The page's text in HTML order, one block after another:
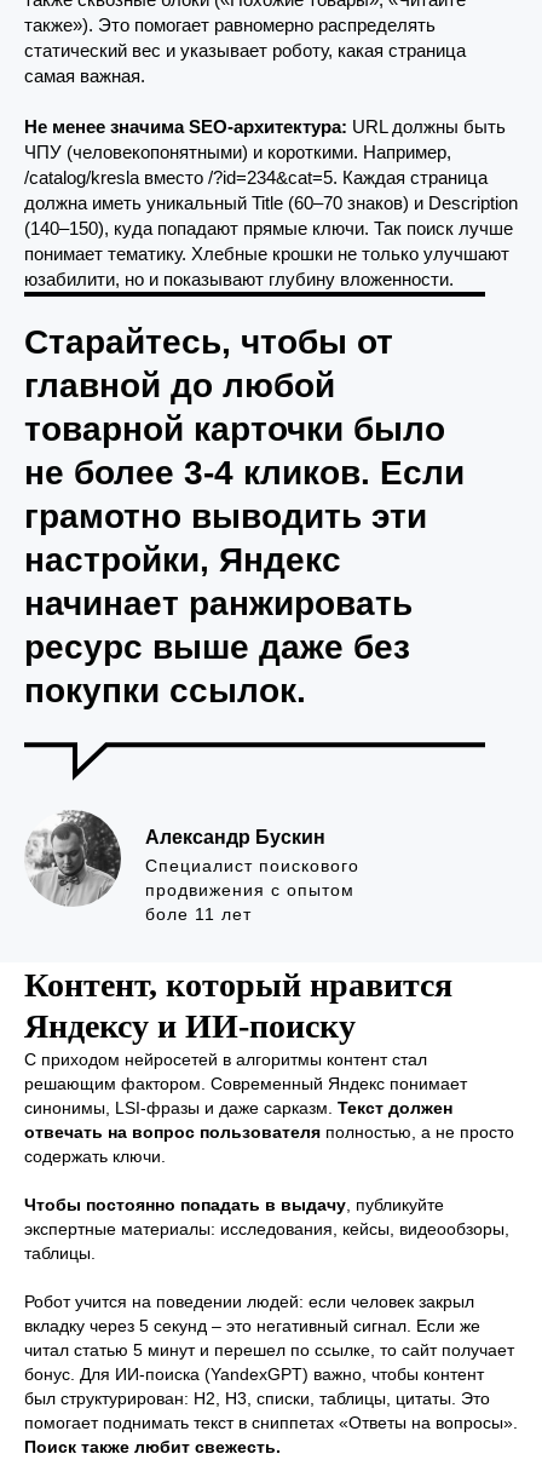
также»). Это помогает равномерно распределять
статический вес и указывает роботу, какая страница
самая важная.
Не менее значима SEO-архитектура: URL должны быть
ЧПУ (человекопонятными) и короткими. Например,
/catalog/kresla вместо /?id=234&cat=5. Каждая страница
должна иметь уникальный Title (60–70 знаков) и Description
(140–150), куда попадают прямые ключи. Так поиск лучше
понимает тематику. Хлебные крошки не только улучшают
юзабилити, но и показывают глубину вложенности.
Старайтесь, чтобы от
главной до любой
товарной карточки было
не более 3-4 кликов. Если
грамотно выводить эти
настройки, Яндекс
начинает ранжировать
ресурс выше даже без
покупки ссылок.
Александр Бускин
Специалист поискового
продвижения с опытом
боле 11 лет
Контент, который нравится
Яндексу и ИИ‑поиску
С приходом нейросетей в алгоритмы контент стал
решающим фактором. Современный Яндекс понимает
синонимы, LSI-фразы и даже сарказм. Текст должен
отвечать на вопрос пользователя полностью, а не просто
содержать ключи.
Чтобы постоянно попадать в выдачу , публикуйте
экспертные материалы: исследования, кейсы, видеообзоры,
таблицы.
Робот учится на поведении людей: если человек закрыл
вкладку через 5 секунд – это негативный сигнал. Если же
читал статью 5 минут и перешел по ссылке, то сайт получает
бонус. Для ИИ‑поиска (YandexGPT) важно, чтобы контент
был структурирован: H2, H3, списки, таблицы, цитаты. Это
помогает поднимать текст в сниппетах «Ответы на вопросы».
Поиск также любит свежесть.